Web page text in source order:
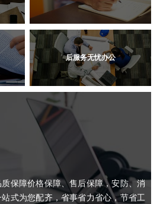
后服务无忧办公
保障价格保障、售后保障，安防、消
式为您配齐，省事省力省心，节省工